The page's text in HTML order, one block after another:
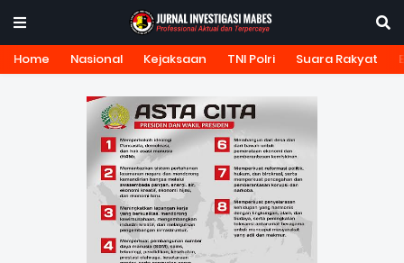
Home Nasional Kejaksaan TNI Polri Suara Rakyat